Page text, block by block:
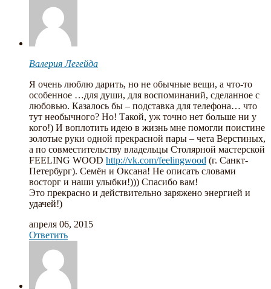
Валерия Легейда
Я очень люблю дарить, но не обычные вещи, а что-то
особенное …для души, для воспоминаний, сделанное с
любовью. Казалось бы – подставка для телефона… что
тут необычного? Но! Такой, уж точно нет больше ни у
кого!) И воплотить идею в жизнь мне помогли поистине
золотые руки одной прекрасной пары – чета Верстиных,
а по совместительству владельцы Столярной мастерской
FEELING WOOD http://vk.com/feelingwood (г. Санкт-
Петербург). Семён и Оксана! Не описать словами
восторг и наши улыбки!))) Спасибо вам!
Это прекрасно и действительно заряжено энергией и
удачей!)
апреля 06, 2015
Ответить